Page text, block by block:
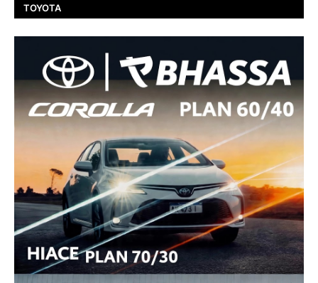
TOYOTA